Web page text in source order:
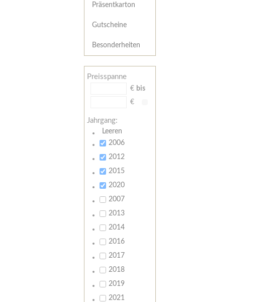
Präsentkarton
Gutscheine
Besonderheiten
Preisspanne
€ bis
€
Jahrgang:
Leeren
2006
2012
2015
2020
2007
2013
2014
2016
2017
2018
2019
2021